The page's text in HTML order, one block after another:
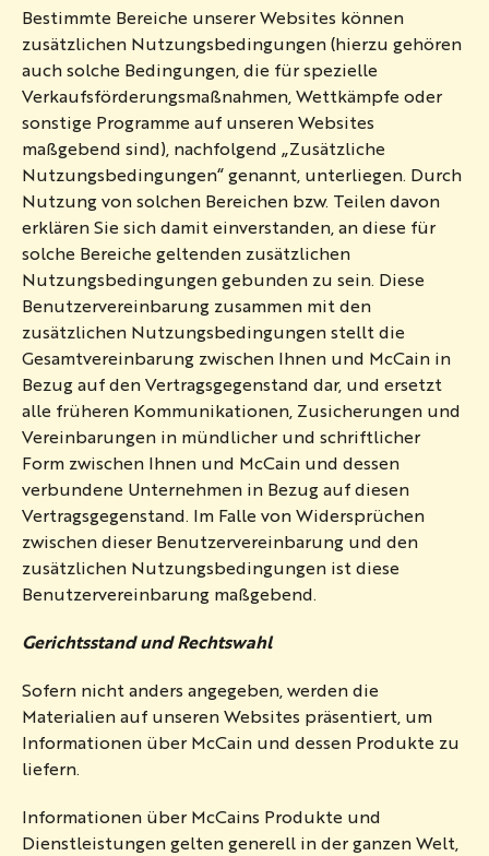
Bestimmte Bereiche unserer Websites können
zusätzlichen Nutzungsbedingungen (hierzu gehören
auch solche Bedingungen, die für spezielle
Verkaufsförderungsmaßnahmen, Wettkämpfe oder
sonstige Programme auf unseren Websites
maßgebend sind), nachfolgend „Zusätzliche
Nutzungsbedingungen“ genannt, unterliegen. Durch
Nutzung von solchen Bereichen bzw. Teilen davon
erklären Sie sich damit einverstanden, an diese für
solche Bereiche geltenden zusätzlichen
Nutzungsbedingungen gebunden zu sein. Diese
Benutzervereinbarung zusammen mit den
zusätzlichen Nutzungsbedingungen stellt die
Gesamtvereinbarung zwischen Ihnen und McCain in
Bezug auf den Vertragsgegenstand dar, und ersetzt
alle früheren Kommunikationen, Zusicherungen und
Vereinbarungen in mündlicher und schriftlicher
Form zwischen Ihnen und McCain und dessen
verbundene Unternehmen in Bezug auf diesen
Vertragsgegenstand. Im Falle von Widersprüchen
zwischen dieser Benutzervereinbarung und den
zusätzlichen Nutzungsbedingungen ist diese
Benutzervereinbarung maßgebend.
Gerichtsstand und Rechtswahl
Sofern nicht anders angegeben, werden die
Materialien auf unseren Websites präsentiert, um
Informationen über McCain und dessen Produkte zu
liefern.
Informationen über McCains Produkte und
Dienstleistungen gelten generell in der ganzen Welt,